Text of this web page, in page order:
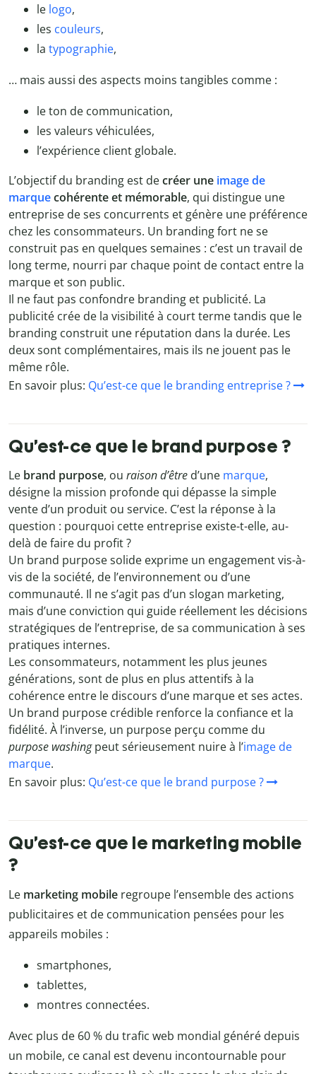
le logo,
les couleurs,
la typographie,
… mais aussi des aspects moins tangibles comme :
le ton de communication,
les valeurs véhiculées,
l’expérience client globale.
L’objectif du branding est decréer une image de
marquecohérente et mémorable, qui distingue une
entreprise de ses concurrents et génère une préférence
chez les consommateurs. Un branding fort ne se
construit pas en quelques semaines : c’est un travail de
long terme, nourri par chaque point de contact entre la
marque et son public.
Il ne faut pas confondre branding et publicité. La
publicité crée de la visibilité à court terme tandis que le
branding construit une réputation dans la durée. Les
deux sont complémentaires, mais ils ne jouent pas le
même rôle.
En savoir plus: Qu’est-ce que le branding entreprise ?
Qu’est-ce que le brand purpose ?
Le brand purpose, ou raison d’être d’une marque,
désigne la mission profonde qui dépasse la simple
vente d’un produit ou service. C’est la réponse à la
question : pourquoi cette entreprise existe-t-elle, au-
delà de faire du profit ?
Un brand purpose solide exprime un engagement vis-à-
vis de la société, de l’environnement ou d’une
communauté. Il ne s’agit pas d’un slogan marketing,
mais d’une conviction qui guide réellement les décisions
stratégiques de l’entreprise, de sa communication à ses
pratiques internes.
Les consommateurs, notamment les plus jeunes
générations, sont de plus en plus attentifs à la
cohérence entre le discours d’une marque et ses actes.
Un brand purpose crédible renforce la confiance et la
fidélité. À l’inverse, un purpose perçu comme du
purpose washingpeut sérieusement nuire à l’image de
marque.
En savoir plus: Qu’est-ce que le brand purpose ?
Qu’est-ce que le marketing mobile
?
Le marketing mobile regroupe l’ensemble des actions
publicitaires et de communication pensées pour les
appareils mobiles :
smartphones,
tablettes,
montres connectées.
Avec plus de 60 % du trafic web mondial généré depuis
un mobile, ce canal est devenu incontournable pour